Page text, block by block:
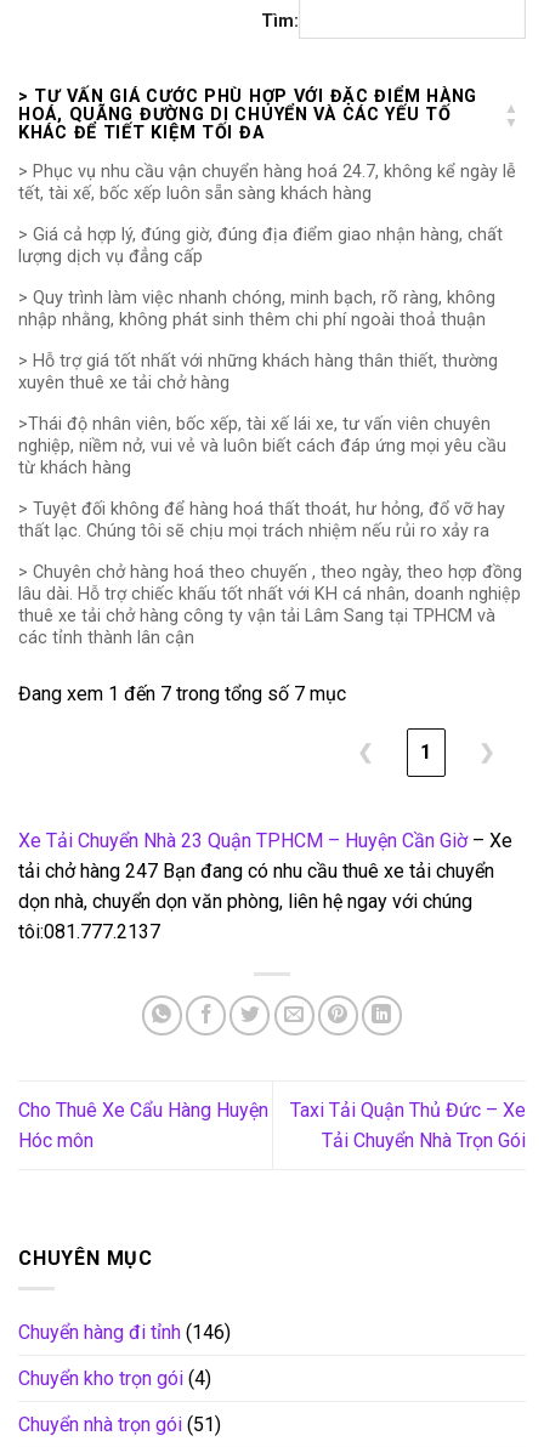
Tìm:
> TƯ VẤN GIÁ CƯỚC PHÙ HỢP VỚI ĐẶC ĐIỂM HÀNG
HOÁ, QUÃNG ĐƯỜNG DI CHUYỂN VÀ CÁC YẾU TỐ
KHÁC ĐỂ TIẾT KIỆM TỐI ĐA
> Phục vụ nhu cầu vận chuyển hàng hoá 24.7, không kể ngày lễ
tết, tài xế, bốc xếp luôn sẵn sàng khách hàng
> Giá cả hợp lý, đúng giờ, đúng địa điểm giao nhận hàng, chất
lượng dịch vụ đẳng cấp
> Quy trình làm việc nhanh chóng, minh bạch, rõ ràng, không
nhập nhằng, không phát sinh thêm chi phí ngoài thoả thuận
> Hỗ trợ giá tốt nhất với những khách hàng thân thiết, thường
xuyên thuê xe tải chở hàng
>Thái độ nhân viên, bốc xếp, tài xế lái xe, tư vấn viên chuyên
nghiệp, niềm nở, vui vẻ và luôn biết cách đáp ứng mọi yêu cầu
từ khách hàng
> Tuyệt đối không để hàng hoá thất thoát, hư hỏng, đổ vỡ hay
thất lạc. Chúng tôi sẽ chịu mọi trách nhiệm nếu rủi ro xảy ra
> Chuyên chở hàng hoá theo chuyến , theo ngày, theo hợp đồng
lâu dài. Hỗ trợ chiếc khấu tốt nhất với KH cá nhân, doanh nghiệp
thuê xe tải chở hàng công ty vận tải Lâm Sang tại TPHCM và
các tỉnh thành lân cận
Đang xem 1 đến 7 trong tổng số 7 mục
❮ 1 ❯
Xe Tải Chuyển Nhà 23 Quận TPHCM – Huyện Cần Giờ– Xe
tải chở hàng 247 Bạn đang có nhu cầu thuê xe tải chuyển
dọn nhà, chuyển dọn văn phòng, liên hệ ngay với chúng
tôi:081.777.2137
Cho Thuê Xe Cẩu Hàng Huyện
Hóc môn
Taxi Tải Quận Thủ Đức – Xe
Tải Chuyển Nhà Trọn Gói
CHUYÊN MỤC
Chuyển hàng đi tỉnh (146)
Chuyển kho trọn gói (4)
Chuyển nhà trọn gói (51)